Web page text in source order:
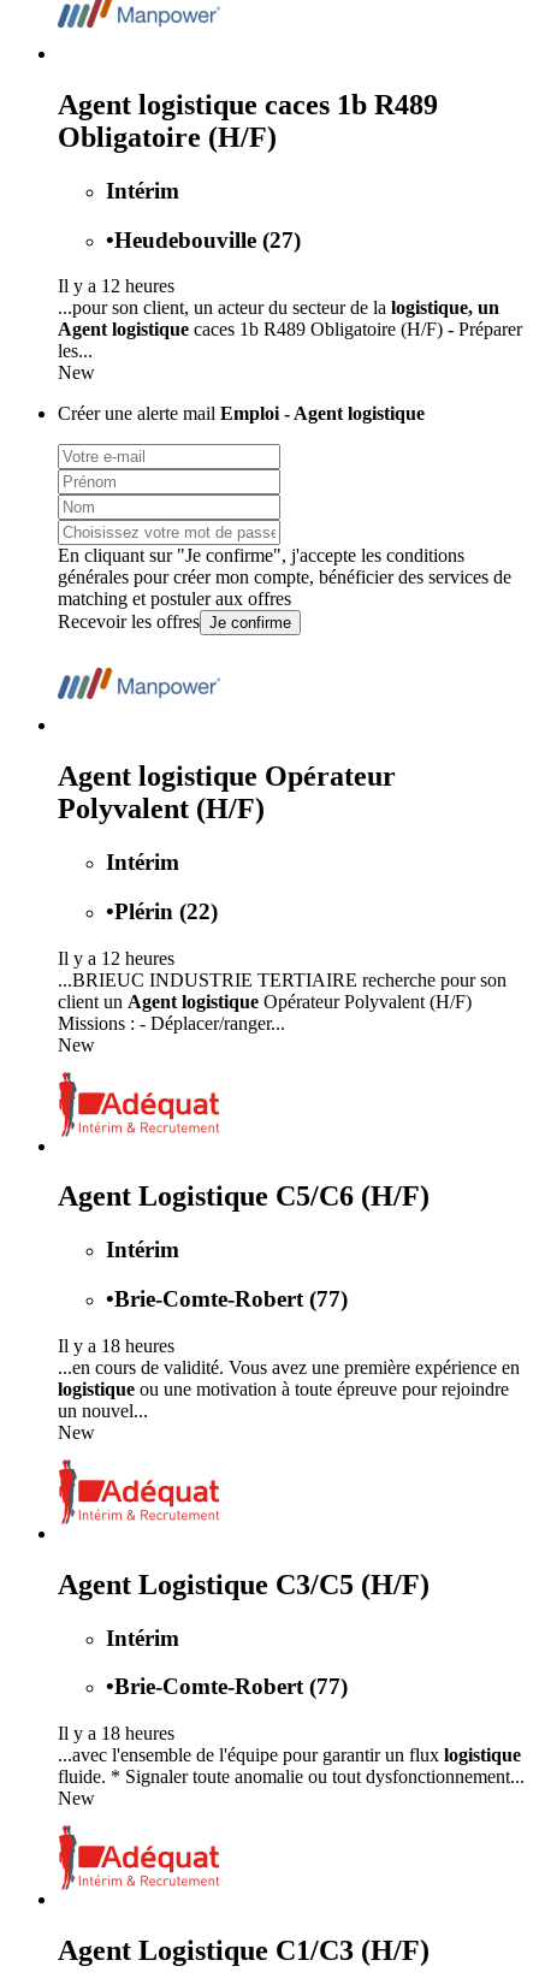
Agent logistique caces 1b R489
Obligatoire (H/F)
Intérim
•Heudebouville (27)
Il y a 12 heures
...pour son client, un acteur du secteur de la logistique, un
Agent logistique caces 1b R489 Obligatoire (H/F) - Préparer
les...
New
Créer une alerte mail Emploi - Agent logistique
En cliquant sur "Je confirme", j'accepte les conditions
générales pour créer mon compte, bénéficier des services de
matching et postuler aux offres
Recevoir les offres Je confirme
Agent logistique Opérateur
Polyvalent (H/F)
Intérim
•Plérin (22)
Il y a 12 heures
...BRIEUC INDUSTRIE TERTIAIRE recherche pour son
client un Agent logistique Opérateur Polyvalent (H/F)
Missions : - Déplacer/ranger...
New
Agent Logistique C5/C6 (H/F)
Intérim
•Brie-Comte-Robert (77)
Il y a 18 heures
...en cours de validité. Vous avez une première expérience en
logistique ou une motivation à toute épreuve pour rejoindre
un nouvel...
New
Agent Logistique C3/C5 (H/F)
Intérim
•Brie-Comte-Robert (77)
Il y a 18 heures
...avec l'ensemble de l'équipe pour garantir un flux logistique
fluide. * Signaler toute anomalie ou tout dysfonctionnement...
New
Agent Logistique C1/C3 (H/F)